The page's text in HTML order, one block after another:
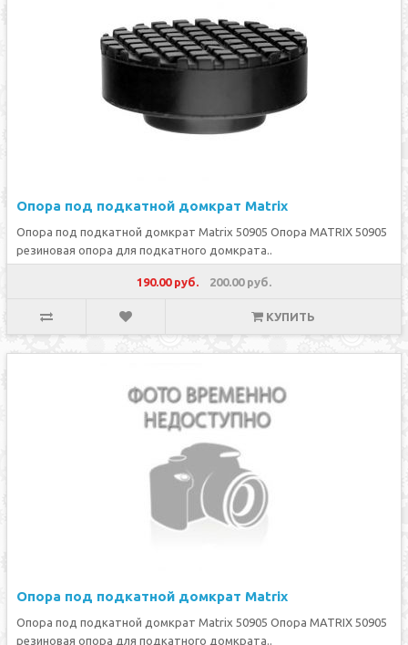
Опора под подкатной домкрат Matrix
Опора под подкатной домкрат Matrix 50905 Опора MATRIX 50905
резиновая опора для подкатного домкрата..
190.00 руб. 200.00 руб.
КУПИТЬ
Опора под подкатной домкрат Matrix
Опора под подкатной домкрат Matrix 50905 Опора MATRIX 50905
резиновая опора для подкатного домкрата..